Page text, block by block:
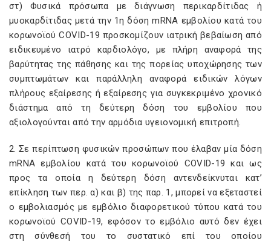
στ) Φυσικά πρόσωπα με διάγνωση περικαρδίτιδας ή
μυοκαρδίτιδας μετά την 1η δόση mRNA εμβολίου κατά του
κορωνοϊού COVID-19 προσκομίζουν ιατρική βεβαίωση από
ειδικευμένο ιατρό καρδιολόγο, με πλήρη αναφορά της
βαρύτητας της πάθησης και της πορείας υποχώρησης των
συμπτωμάτων και παράλληλη αναφορά ειδικών λόγων
πλήρους εξαίρεσης ή εξαίρεσης για συγκεκριμένο χρονικό
διάστημα από τη δεύτερη δόση του εμβολίου που
αξιολογούνται από την αρμόδια υγειονομική επιτροπή.
2. Σε περίπτωση φυσικών προσώπων που έλαβαν μία δόση
mRNA εμβολίου κατά του κορωνοϊού COVID-19 και ως
προς τα οποία η δεύτερη δόση αντενδείκνυται κατ’
επίκληση των περ. α) και β) της παρ. 1, μπορεί να εξεταστεί
ο εμβολιασμός με εμβόλιο διαφορετικού τύπου κατά του
κορωνοϊού COVID-19, εφόσον το εμβόλιο αυτό δεν έχει
στη σύνθεσή του το συστατικό επί του οποίου